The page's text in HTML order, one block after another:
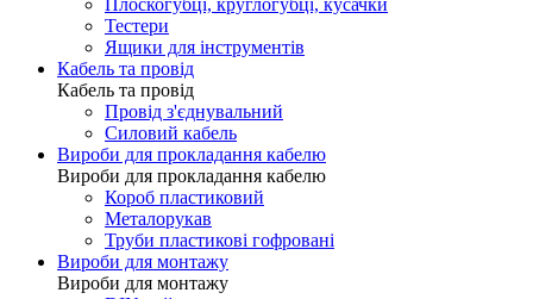
Плоскогубці, круглогубці, кусачки
Тестери
Ящики для інструментів
Кабель та провід
Кабель та провід
Провід з'єднувальний
Силовий кабель
Вироби для прокладання кабелю
Вироби для прокладання кабелю
Короб пластиковий
Металорукав
Труби пластикові гофровані
Вироби для монтажу
Вироби для монтажу